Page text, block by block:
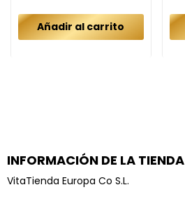
Añadir al carrito
INFORMACIÓN DE LA TIENDA
VitaTienda Europa Co S.L.